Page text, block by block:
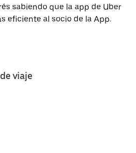
sabiendo que la app de Uber
eficiente al socio de la App.
viaje